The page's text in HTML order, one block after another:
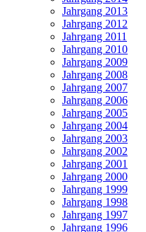
Jahrgang 2013
Jahrgang 2012
Jahrgang 2011
Jahrgang 2010
Jahrgang 2009
Jahrgang 2008
Jahrgang 2007
Jahrgang 2006
Jahrgang 2005
Jahrgang 2004
Jahrgang 2003
Jahrgang 2002
Jahrgang 2001
Jahrgang 2000
Jahrgang 1999
Jahrgang 1998
Jahrgang 1997
Jahrgang 1996